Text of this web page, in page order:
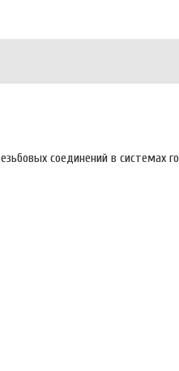
соединений в системах